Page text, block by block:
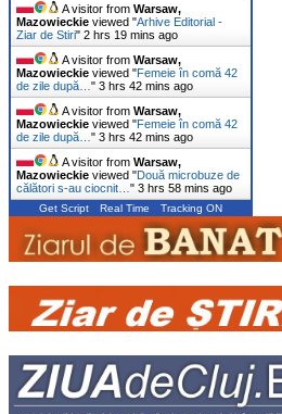
A visitor from Warsaw,
Mazowieckie viewed "Arhive Editorial -
Ziar de Stiri" 2 hrs 19 mins ago
A visitor from Warsaw,
Mazowieckie viewed "Femeie în comă 42
de zile după… " 3 hrs 43 mins ago
A visitor from Warsaw,
Mazowieckie viewed "Femeie în comă 42
de zile după… " 3 hrs 43 mins ago
A visitor from Warsaw,
Mazowieckie viewed "Două microbuze de
călători s-au ciocnit… " 3 hrs 58 mins ago
Get Script Real Time Tracking ON